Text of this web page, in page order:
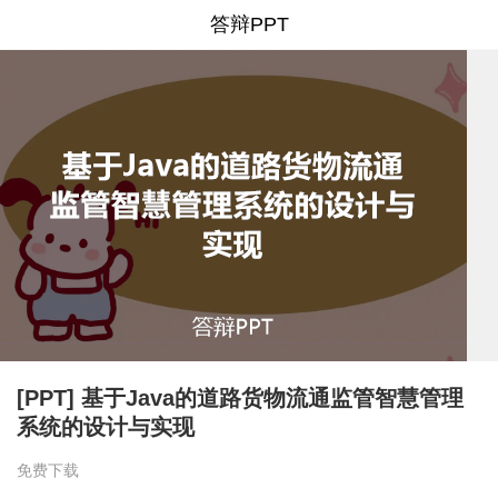
答辩PPT
[PPT] 基于Java的道路货物流通监管智慧管理
系统的设计与实现
免费下载